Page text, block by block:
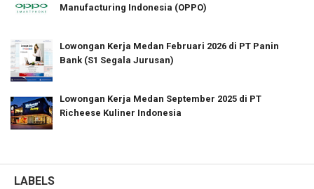
Manufacturing Indonesia (OPPO)
Lowongan Kerja Medan Februari 2026 di PT Panin
Bank (S1 Segala Jurusan)
Lowongan Kerja Medan September 2025 di PT
Richeese Kuliner Indonesia
LABELS